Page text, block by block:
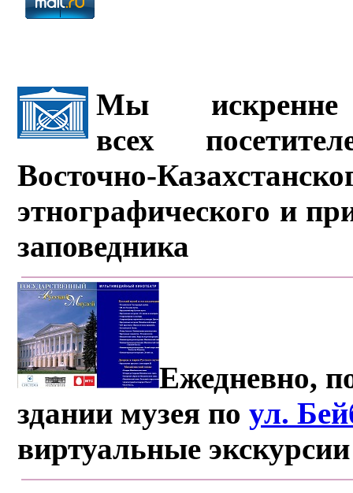
Мы искренне
всех
Восточно-
этнографического и
заповедника
Ежедневно,
здании музея поул.
виртуальные